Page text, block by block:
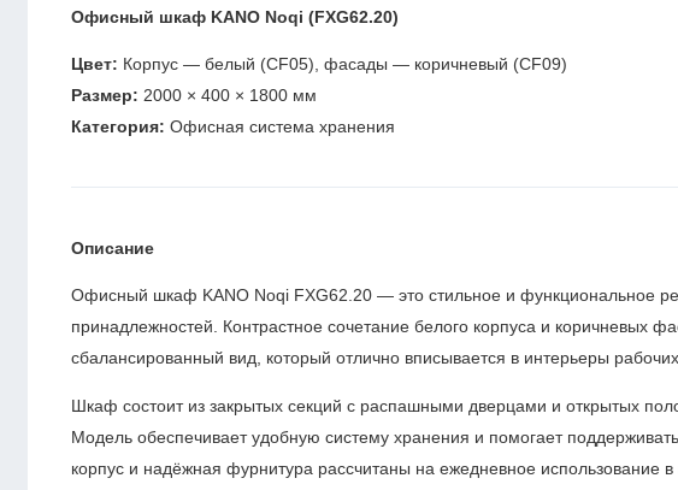
Офисный шкаф KANO Noqi (FXG62.20)
Цвет: Корпус — белый (CF05), фасады — коричневый (CF09)
Размер: 2000 × 400 × 1800 мм
Категория: Офисная система хранения
Описание
Офисный шкаф KANO Noqi FXG62.20 — это стильное и функциональное
принадлежностей. Контрастное сочетание белого корпуса и коричневых
сбалансированный вид, который отлично вписывается в интерьеры
Шкаф состоит из закрытых секций с распашными дверцами и открытых
Модель обеспечивает удобную систему хранения и помогает
корпус и надёжная фурнитура рассчитаны на ежедневное использование